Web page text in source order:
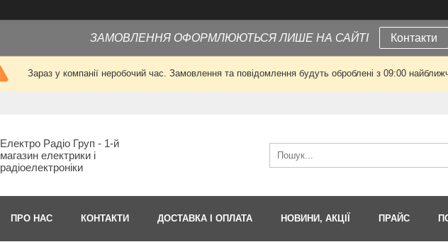
ЗАМОВЛЕННЯ ОФОРМЛЮЮТЬСЯ ЛИШЕ НА САЙТІ Контакти
Зараз у компанії неробочий час. Замовлення та повідомлення будуть оброблені з 09:00
Електро Радіо Груп - 1-й
магазин електрики і
радіоелектроніки
ПРО НАС КОНТАКТИ ДОСТАВКА І ОПЛАТА НОВИНИ, АКЦІЇ ПРАЙС